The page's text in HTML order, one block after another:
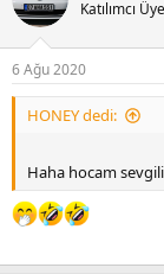
l
Katılımcı Üye
6 Ağu 2020
HONEY dedi:
Haha hocam